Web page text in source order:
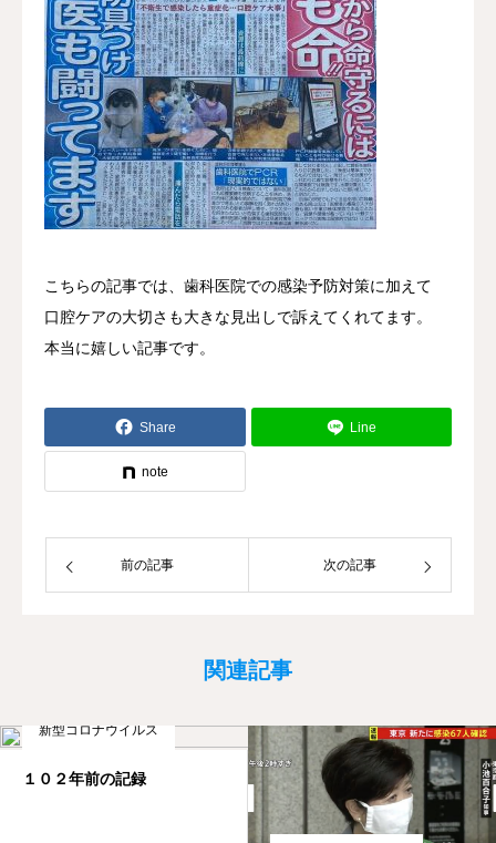
こちらの記事では、歯科医院での感染予防対策に加えて
口腔ケアの大切さも大きな見出しで訴えてくれてます。
本当に嬉しい記事です。
Share Line
note
前の記事 次の記事
関連記事
新型コロナウイルス
１０２年前の記録